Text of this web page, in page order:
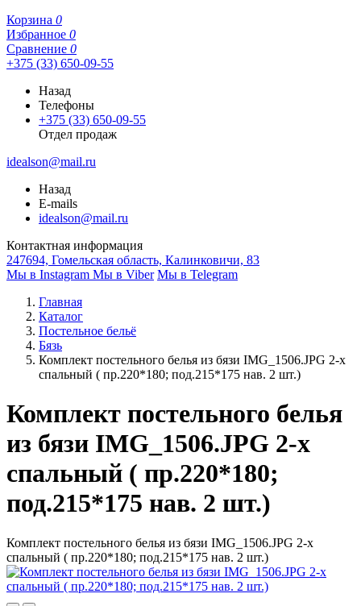
Корзина 0
Избранное 0
Сравнение 0
+375 (33) 650-09-55
Назад
Телефоны
+375 (33) 650-09-55
Отдел продаж
idealson@mail.ru
Назад
E-mails
idealson@mail.ru
Контактная информация
247694, Гомельская область, Калинковичи, 83
Мы в Instagram Мы в Viber Мы в Telegram
Главная
Каталог
Постельное бельё
Бязь
Комплект постельного белья из бязи IMG_1506.JPG 2-х
спальный ( пр.220*180; под.215*175 нав. 2 шт.)
Комплект постельного белья
из бязи IMG_1506.JPG 2-х
спальный ( пр.220*180;
под.215*175 нав. 2 шт.)
Комплект постельного белья из бязи IMG_1506.JPG 2-х
спальный ( пр.220*180; под.215*175 нав. 2 шт.)